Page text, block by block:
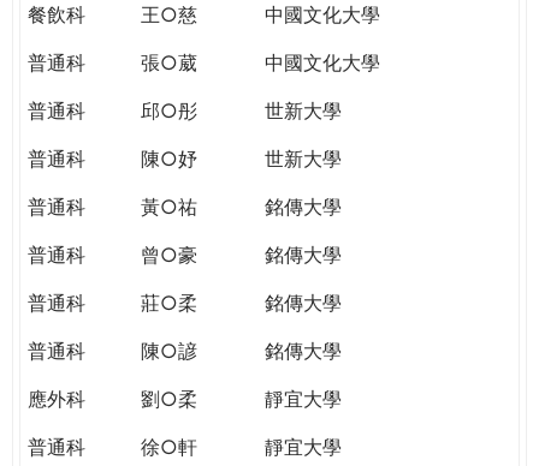
餐飲科
王○慈
中國文化大學
普通科
張○葳
中國文化大學
普通科
邱○彤
世新大學
普通科
陳○妤
世新大學
普通科
黃○祐
銘傳大學
普通科
曾○豪
銘傳大學
普通科
莊○柔
銘傳大學
普通科
陳○諺
銘傳大學
應外科
劉○柔
靜宜大學
普通科
徐○軒
靜宜大學